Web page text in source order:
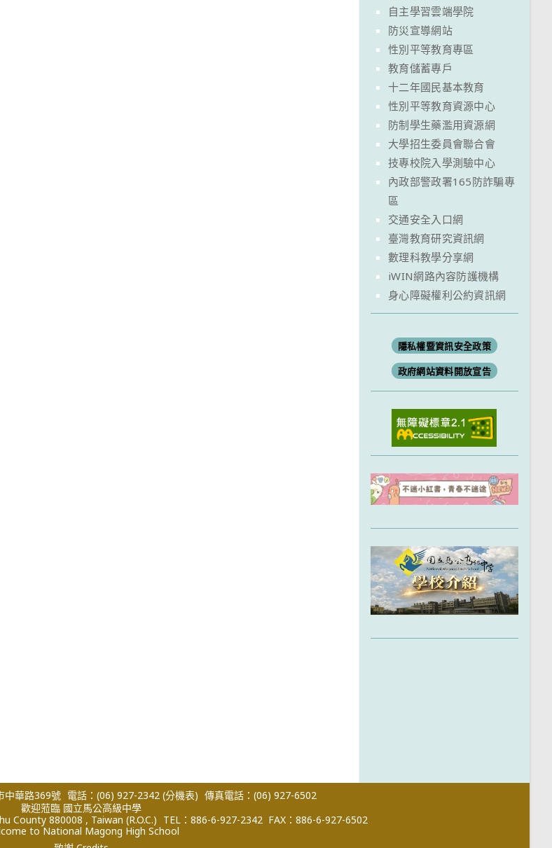
開啟
自主學習雲端學院
防災宣導網站
性別平等教育專區
教育儲蓄專戶
十二年國民基本教育
性別平等教育資源中心
防制學生藥濫用資源網
大學招生委員會聯合會
技專校院入學測驗中心
內政部警政署165防詐騙專
區
交通安全入口網
臺灣教育研究資訊網
數理科教學分享網
iWIN網路內容防護機構
身心障礙權利公約資訊網
隱私權暨資訊安全政策
政府網站資料開放宣告
中華路369號 電話：(06) 927-2342 (分機表) 傳真電話：(06) 927-6502
歡迎蒞臨 國立馬公高級中學
County 880008 , Taiwan (R.O.C.) TEL：886-6-927-2342 FAX：886-6-927-6502
to National Magong High School